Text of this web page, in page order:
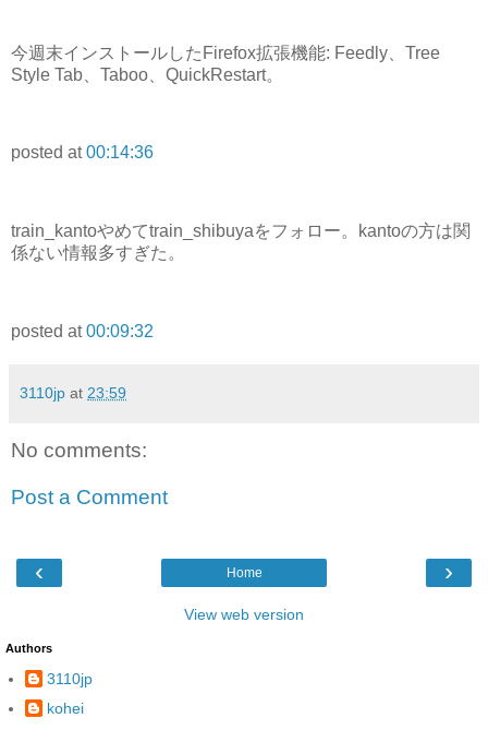
今週末インストールしたFirefox拡張機能: Feedly、Tree
Style Tab、Taboo、QuickRestart。
posted at00:14:36
train_kantoやめてtrain_shibuyaをフォロー。kantoの方は関
係ない情報多すぎた。
posted at00:09:32
3110jp at 23:59
No comments:
Post a Comment
‹ ›
Home
View web version
Authors
3110jp
kohei